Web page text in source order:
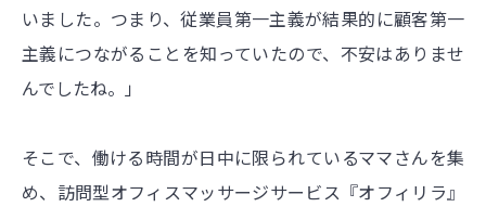
いました。つまり、従業員第一主義が結果的に顧客第一
主義につながることを知っていたので、不安はありませ
んでしたね。」
そこで、働ける時間が日中に限られているママさんを集
め、訪問型オフィスマッサージサービス『オフィリラ』